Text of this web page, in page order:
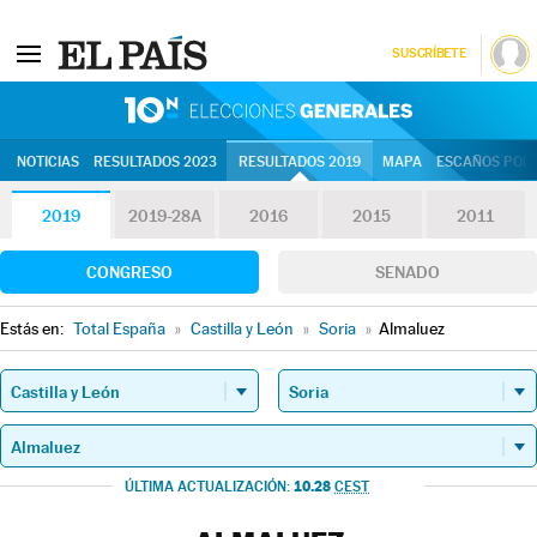
SUSCRÍBETE
NOTICIAS RESULTADOS 2023 RESULTADOS 2019 MAPA ESCAÑOS
2019 2019-28A 2016 2015 2011
CONGRESO SENADO
Estás en: Total España » Castilla y León » Soria » Almaluez
ÚLTIMA ACTUALIZACIÓN: 10.28 CEST